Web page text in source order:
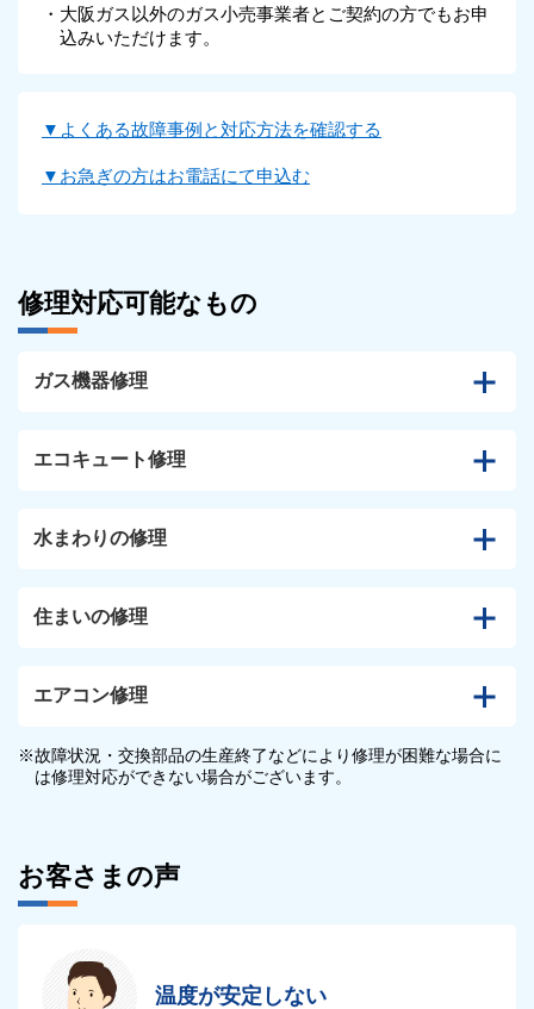
・大阪ガス以外のガス小売事業者とご契約の方でもお申
込みいただけます。
▼よくある故障事例と対応方法を確認する
▼お急ぎの方はお電話にて申込む
修理対応可能なもの
ガス機器修理
エコキュート修理
水まわりの修理
住まいの修理
エアコン修理
※故障状況・交換部品の生産終了などにより修理が困難な場合に
は修理対応ができない場合がございます。
お客さまの声
温度が安定しない